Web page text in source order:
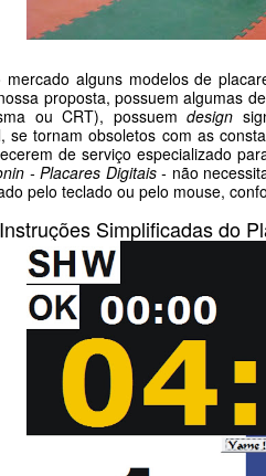
mercado alguns modelos de
proposta, possuem algumas
ou CRT), possuemdesign
se tornam obsoletos com as
de serviço especializado
- Placares Digitais - não
pelo teclado ou pelo mouse,
Simplificadas do